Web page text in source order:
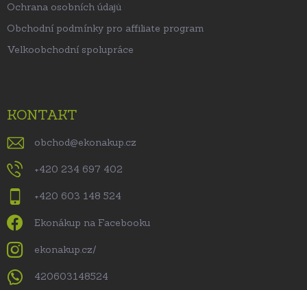
Ochrana osobních údajů
Obchodní podmínky pro affiliate program
Velkoobchodní spolupráce
KONTAKT
obchod@ekonakup.cz
+420 234 697 402
+420 603 148 524
Ekonákup na Facebooku
ekonakup.cz/
420603148524